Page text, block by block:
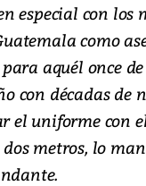
especial con
como
aquél once
con décadas de
el uniforme con
dos metros, lo